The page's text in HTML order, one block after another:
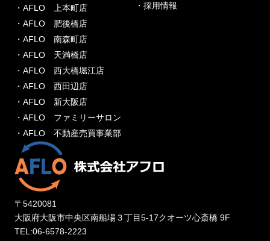
・AFLO 上本町店
・AFLO 肥後橋店
・AFLO 南森町店
・AFLO 天満橋店
・AFLO 西大橋堀江店
・AFLO 西田辺店
・AFLO 新大阪店
・AFLO ファミリーサロン
・AFLO 不動産売買事業部
・採用情報
〒5420081
大阪府大阪市中央区南船場３丁目5-17クオーツ心斎橋 9F
TEL:06-6578-2223